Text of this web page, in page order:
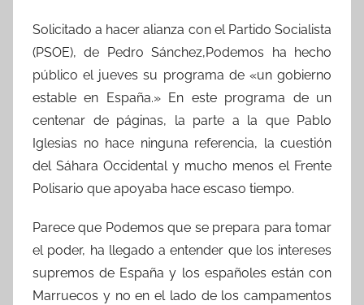
Solicitado a hacer alianza con el Partido Socialista
(PSOE), de Pedro Sánchez,Podemos ha hecho
público el jueves su programa de «un gobierno
estable en España.» En este programa de un
centenar de páginas, la parte a la que Pablo
Iglesias no hace ninguna referencia, la cuestión
del Sáhara Occidental y mucho menos el Frente
Polisario que apoyaba hace escaso tiempo.
Parece que Podemos que se prepara para tomar
el poder, ha llegado a entender que los intereses
supremos de España y los españoles están con
Marruecos y no en el lado de los campamentos